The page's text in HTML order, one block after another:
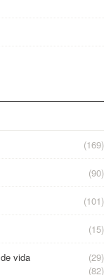
(169)
(90)
(101)
(15)
vida
(29)
(82)